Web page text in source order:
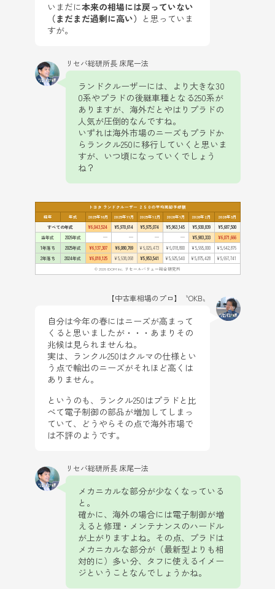
いまだに本来の相場には戻っていない
（まだまだ過剰に高い） と思っていま
すが。
リセバ総研所長 床尾一法
ランドクルーザーには、より大きな30
0系やプラドの後継車種となる250系が
ありますが、海外だとやはりプラドの
人気が圧倒的なんですね。
いずれは海外市場のニーズもプラドか
らランクル250に移行していくと思いま
すが、いつ頃になっていくでしょう
ね？
トヨタ ランドクルーザー ２５０の平均売却予想額
経年
年式 2025年10月 2025年11月 2025年12月 2026年1月 2026年2月
2026年3月
すべての年式
¥6,043,524 ¥5,970,614 ¥5,975,074 ¥5,963,145 ¥5,930,839
¥5,687,500
当年式
2026年式 — — — — ¥5,983,333
¥6,071,666
1年落ち
2025年式 ¥6,137,307 ¥6,080,769 ¥6,029,473 ¥6,018,800 ¥5,995,000
¥5,642,876
2年落ち
2024年式 ¥6,018,125 ¥5,938,068 ¥5,953,541 ¥5,925,540 ¥5,875,428
¥5,697,741
© 2026 IDOM Inc. リセールバリュー総合研究所
【中古車相場のプロ】〝OKB〟
自分は今年の春にはニーズが高まって
くると思いましたが・・・あまりその
兆候は見られませんね。
実は、ランクル250はクルマの仕様とい
う点で輸出のニーズがそれほど高くは
ありません。
というのも、ランクル250はプラドと比
べて電子制御の部品が増加してしまっ
ていて、どうやらその点で海外市場で
は不評のようです。
リセバ総研所長 床尾一法
メカニカルな部分が少なくなっている
と。
確かに、海外の場合には電子制御が増
えると修理・メンテナンスのハードル
が上がりますよね。その点、プラドは
メカニカルな部分が（最新型よりも相
対的に）多い分、タフに使えるイメー
ジということなんでしょうかね。